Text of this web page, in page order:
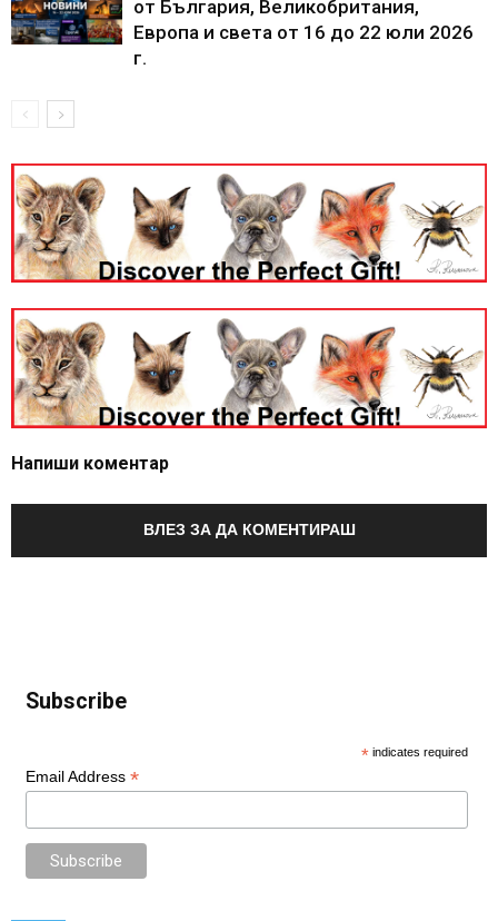
от България, Великобритания,
Европа и света от 16 до 22 юли 2026
г.
Напиши коментар
ВЛЕЗ ЗА ДА КОМЕНТИРАШ
Subscribe
* indicates required
Email Address *